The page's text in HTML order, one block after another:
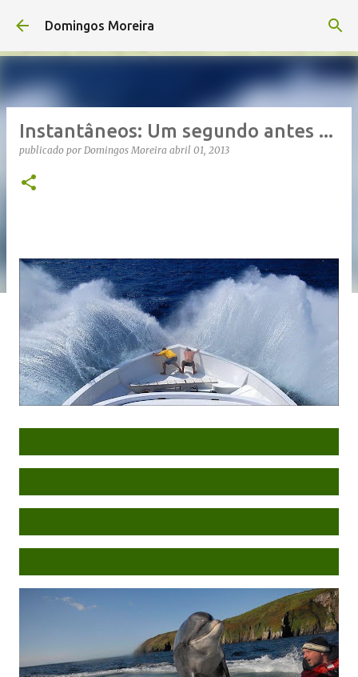
Avançar para o conteúdo principal
Domingos Moreira
Instantâneos: Um segundo antes ...
publicado por Domingos Moreira abril 01, 2013